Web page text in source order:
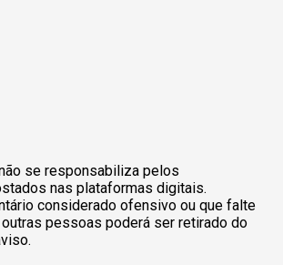
se responsabiliza pelos
nas plataformas digitais.
considerado ofensivo ou que falte
pessoas poderá ser retirado do